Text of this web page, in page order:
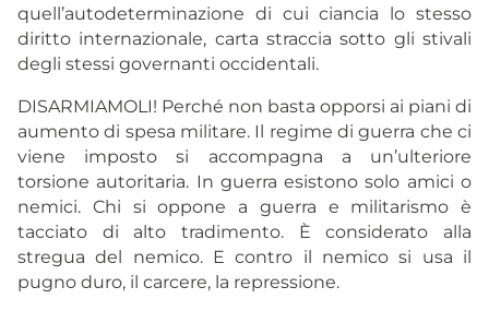
quell’autodeterminazione di cui ciancia lo stesso
diritto internazionale, carta straccia sotto gli stivali
degli stessi governanti occidentali.
DISARMIAMOLI! Perché non basta opporsi ai piani di
aumento di spesa militare. Il regime di guerra che ci
viene imposto si accompagna a un’ulteriore
torsione autoritaria. In guerra esistono solo amici o
nemici. Chi si oppone a guerra e militarismo è
tacciato di alto tradimento. È considerato alla
stregua del nemico. E contro il nemico si usa il
pugno duro, il carcere, la repressione.